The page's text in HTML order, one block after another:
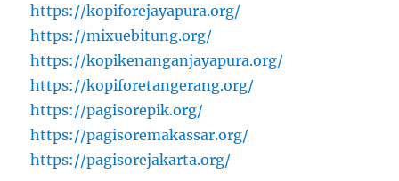
https://kopiforejayapura.org/
https://mixuebitung.org/
https://kopikenanganjayapura.org/
https://kopiforetangerang.org/
https://pagisorepik.org/
https://pagisoremakassar.org/
https://pagisorejakarta.org/